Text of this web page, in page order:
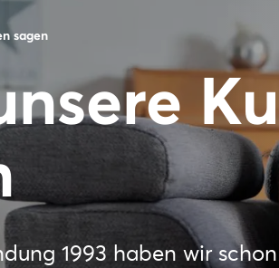
sagen
1993 haben wir